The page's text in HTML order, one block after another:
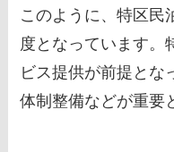
このように、特区民
度となっています。
ビス提供が前提とな
体制整備などが重要